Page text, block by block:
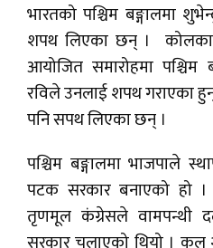
भारतको पश्चिम बङ्गालमा
शपथ लिएका छन् ।
आयोजित समारोहमा पश्चिम
रविले उनलाई शपथ गराएका
पनि सपथ लिएका छन् ।
पश्चिम बङ्गालमा भाजपाले
पटक सरकार बनाएको हो ।
तृणमूल कंग्रेसले वामपन्थी